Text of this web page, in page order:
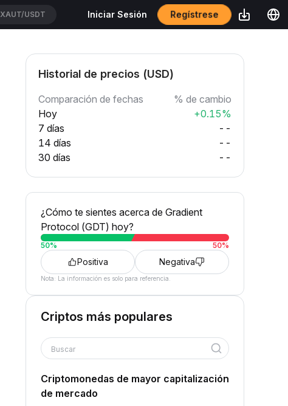
XAUT/USDT Iniciar Sesión Regístrese
Historial de precios (USD)
Comparación de fechas
% de cambio
Hoy
+0.15%
7 días
--
14 días
--
30 días
--
¿Cómo te sientes acerca de Gradient
Protocol (GDT) hoy?
50% 50%
Positiva Negativa
Nota: La información es solo para referencia.
Criptos más populares
Buscar
Criptomonedas de mayor capitalización
de mercado